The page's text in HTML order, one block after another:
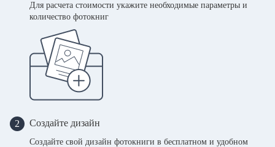
Для расчета стоимости укажите необходимые параметры и
количество фотокниг
2 Создайте дизайн
Создайте свой дизайн фотокниги в бесплатном и удобном